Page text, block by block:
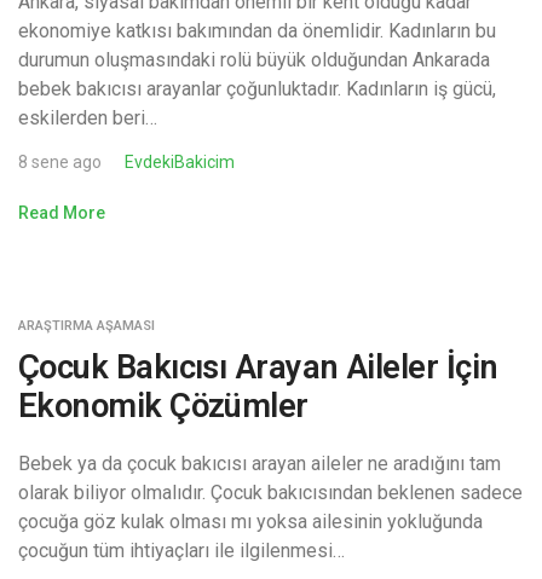
ekonomiye katkısı bakımından da önemlidir. Kadınların bu
durumun oluşmasındaki rolü büyük olduğundan Ankarada
bebek bakıcısı arayanlar çoğunluktadır. Kadınların iş gücü,
eskilerden beri…
8 sene ago EvdekiBakicim
Read More
ARAŞTIRMA AŞAMASI
Çocuk Bakıcısı Arayan Aileler İçin
Ekonomik Çözümler
Bebek ya da çocuk bakıcısı arayan aileler ne aradığını tam
olarak biliyor olmalıdır. Çocuk bakıcısından beklenen sadece
çocuğa göz kulak olması mı yoksa ailesinin yokluğunda
çocuğun tüm ihtiyaçları ile ilgilenmesi…